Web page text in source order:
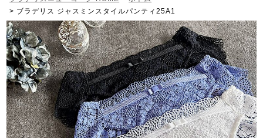
ブラデリス ジャスミンスタイルパンティ25A1